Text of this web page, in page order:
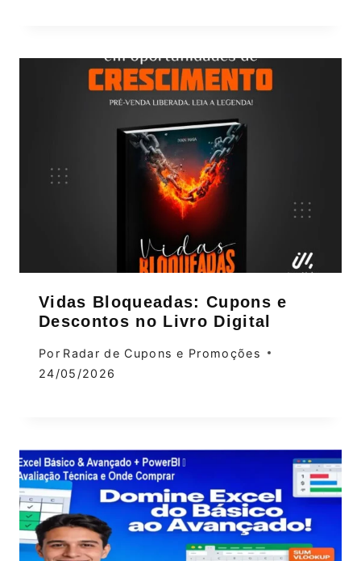
Vidas Bloqueadas: Cupons e
Descontos no Livro Digital
Por Radar de Cupons e Promoções
24/05/2026